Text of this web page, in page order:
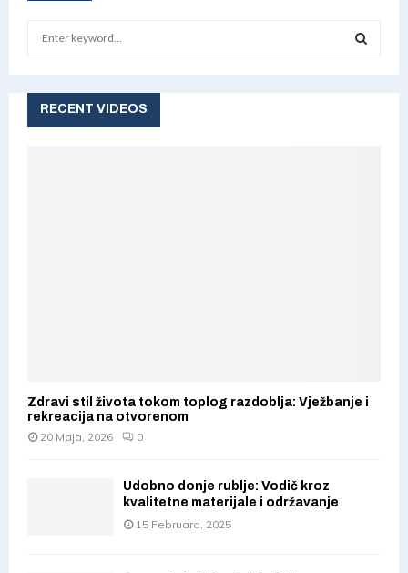
h
RECENT VIDEOS
Zdravi stil života tokom toplog razdoblja: Vježbanje i
rekreacija na otvorenom
20 Maja, 2026
0
Udobno donje rublje: Vodič kroz
kvalitetne materijale i održavanje
15 Februara, 2025